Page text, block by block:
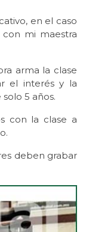
en el caso
mi maestra
arma la clase
el interés y la
5 años.
con la clase a
deben grabar